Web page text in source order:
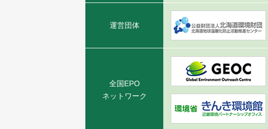
運営団体
全国EPO
ネットワーク